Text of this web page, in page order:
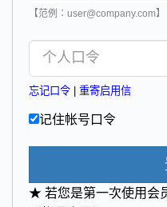
【范例：user@company.com】
忘记口令 重寄启用信
记住帐号口令
★ 若您是第一次使用会